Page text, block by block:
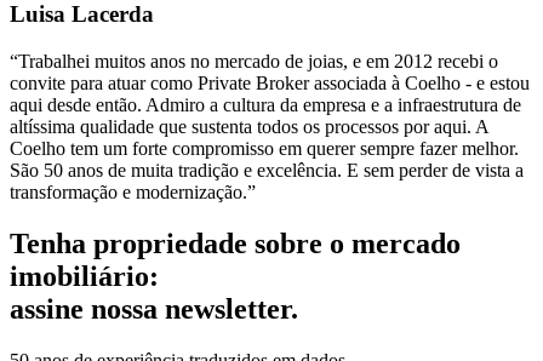
Luisa Lacerda
“Trabalhei muitos anos no mercado de joias, e em 2012 recebi o
convite para atuar como Private Broker associada à Coelho - e estou
aqui desde então. Admiro a cultura da empresa e a infraestrutura de
altíssima qualidade que sustenta todos os processos por aqui. A
Coelho tem um forte compromisso em querer sempre fazer melhor.
São 50 anos de muita tradição e excelência. E sem perder de vista a
transformação e modernização.”
Tenha propriedade sobre o mercado
imobiliário:
assine nossa newsletter.